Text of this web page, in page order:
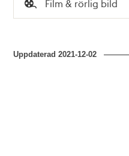
Typ
Film & rörlig bild
Uppdaterad2021-12-02